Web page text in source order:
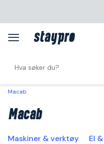
Macab
Macab
Maskiner & verktøy El